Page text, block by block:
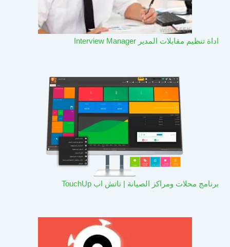
اداة تنظيم مقابلات المدير Interview Manager
برنامج محلات ومراكز الصيانة | تاتش اب TouchUp